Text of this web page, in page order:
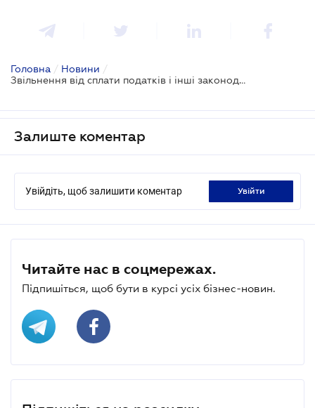
Головна / Новини /
Звільнення від сплати податків і інші законодавчі зміни в карантинний період
Залиште коментар
Увійдіть, щоб залишити коментар увійти
Читайте нас в соцмережах.
Підпишіться, щоб бути в курсі усіх бізнес-новин.